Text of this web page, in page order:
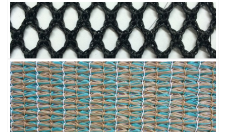
LƯỚI HÀNG RÀO HÌNH VUÔNG